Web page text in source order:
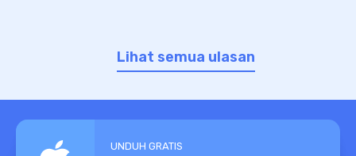
Lihat semua ulasan
UNDUH GRATIS